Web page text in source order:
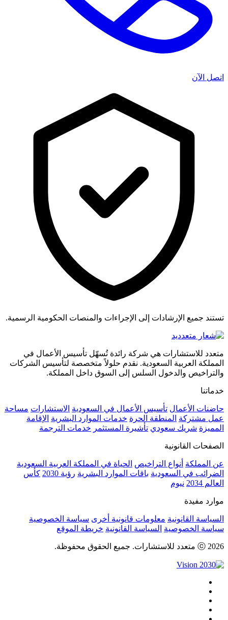
اتصل الآن
تستند جميع الإرشادات إلى الإجراءات والمنصات الحكومية الرسمية.
متعدد للاستشارات هي شركة رائدة تُسهّل تأسيس الأعمال في
المملكة العربية السعودية. نقدم حلولاً متخصصة لتأسيس الشركات
والتراخيص والدخول السلس إلى السوق داخل المملكة.
خدماتنا
حاضنات الأعمال تأسيس الأعمال في السعودية الاستشارات مساحة
عمل مشتركة المنطقة الحرة خدمات الموارد البشرية الإقامة
المميزة شريك سعودي تأشيرة المستثمر خدمات الترجمة
الصفحات القانونية
عن المملكة أنواع التراخيص الحياة في المملكة العربية السعودية
الضرائب في السعودية باقات الموارد البشرية رؤية 2030
كأس
العالم 2034
نيوم
موارد مفيدة
السياسة القانونية معلومات قانونية أخرى سياسة الخصوصية
سياسة الخصوصية السياسة القانونية خريطة الموقع
ⓒ 2026 متعدد للاستشارات. جميع الحقوق محفوظة.